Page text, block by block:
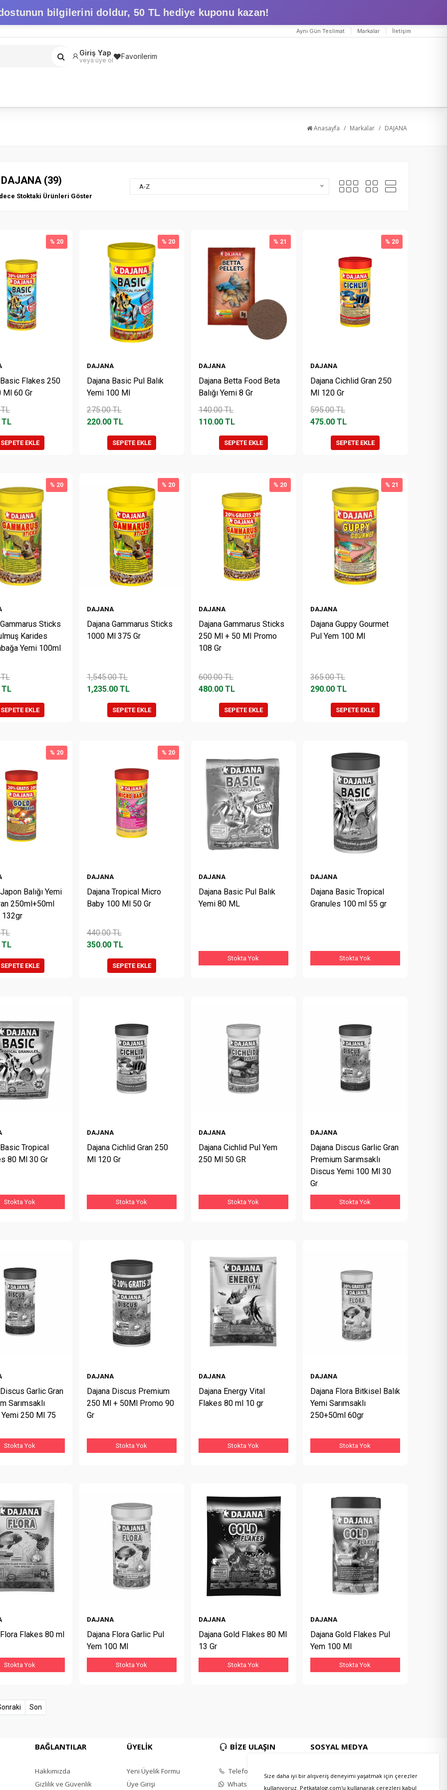
Size daha iyi bir alışveriş deneyimi yaşatmak için çerezler
kullanıyoruz. Petkatalog.com'u kullanarak çerezleri kabul
bilgilerini doldur, 50 TL hediye kuponu kazan!
Aynı Gün Teslimat Markalar İletişim
Giriş Yap
veya üye ol Favorilerim
Anasayfa / Markalar / DAJANA
DAJANA (39)
Stoktaki Ürünleri Göster
A-Z
Flakes 250
Ml 60 Gr
% 20
SEPETE EKLE
DAJANA
Dajana Basic Pul Balık
Yemi 100 Ml
275.00TL
220.00TL
% 20
SEPETE EKLE
DAJANA
Dajana Betta Food Beta
Balığı Yemi 8 Gr
140.00TL
110.00TL
% 21
SEPETE EKLE
DAJANA
Dajana Cichlid Gran 250
Ml 120 Gr
595.00TL
475.00TL
% 20
SEPETE EKLE
Sticks
Karides
Yemi 100ml
% 20
SEPETE EKLE
DAJANA
Dajana Gammarus Sticks
1000 Ml 375 Gr
1,545.00TL
1,235.00TL
% 20
SEPETE EKLE
DAJANA
Dajana Gammarus Sticks
250 Ml + 50 Ml Promo
108 Gr
600.00TL
480.00TL
% 20
SEPETE EKLE
DAJANA
Dajana Guppy Gourmet
Pul Yem 100 Ml
365.00TL
290.00TL
% 21
SEPETE EKLE
Balığı Yemi
250ml+50ml
132gr
% 20
SEPETE EKLE
DAJANA
Dajana Tropical Micro
Baby 100 Ml 50 Gr
440.00TL
350.00TL
% 20
SEPETE EKLE
DAJANA
Dajana Basic Pul Balık
Yemi 80 ML
Stokta Yok
DAJANA
Dajana Basic Tropical
Granules 100 ml 55 gr
Stokta Yok
Tropical
80 Ml 30 Gr
Stokta Yok
DAJANA
Dajana Cichlid Gran 250
Ml 120 Gr
Stokta Yok
DAJANA
Dajana Cichlid Pul Yem
250 Ml 50 GR
Stokta Yok
DAJANA
Dajana Discus Garlic Gran
Premium Sarımsaklı
Discus Yemi 100 Ml 30
Gr
Stokta Yok
Garlic Gran
Sarımsaklı
250 Ml 75
Stokta Yok
DAJANA
Dajana Discus Premium
250 Ml + 50Ml Promo 90
Gr
Stokta Yok
DAJANA
Dajana Energy Vital
Flakes 80 ml 10 gr
Stokta Yok
DAJANA
Dajana Flora Bitkisel Balık
Yemi Sarımsaklı
250+50ml 60gr
Stokta Yok
Flakes 80 ml
Stokta Yok
DAJANA
Dajana Flora Garlic Pul
Yem 100 Ml
Stokta Yok
DAJANA
Dajana Gold Flakes 80 Ml
13 Gr
Stokta Yok
DAJANA
Dajana Gold Flakes Pul
Yem 100 Ml
Stokta Yok
Son
BAĞLANTILAR
Hakkımızda
Gizlilik ve Güvenlik
ÜYELİK
Yeni Üyelik Formu
Üye Girişi
BİZE ULAŞIN
Telefon
Whatsapp
SOSYAL MEDYA
Twitter